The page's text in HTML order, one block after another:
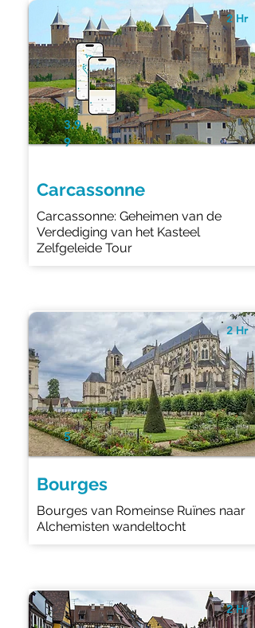
3.9
9
Carcassonne
Carcassonne: Geheimen van de
Verdediging van het Kasteel
Zelfgeleide Tour
2 Hr
5
Bourges
Bourges van Romeinse Ruïnes naar
Alchemisten wandeltocht
2 Hr
2 Hr